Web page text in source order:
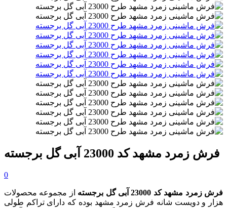
فرش زمرد مشهد کد 23000 آبی گل برجسته
0
فرش زمرد مشهد کد 23000 آبی گل برجسته
از مجموعه محصولات
هزار و دویست شانه فرش زمرد مشهد بوده که دارای تراکم طولی